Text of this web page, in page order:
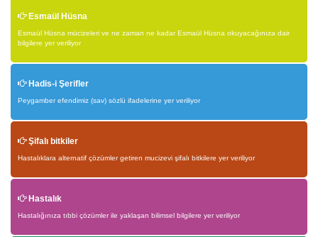
Esmaül Hüsna
Esmaül Hüsna mücizeleri ve ne zaman ne kadar Esmaül Hüsna okuyacağınıza dair
bilgilere yer veriliyor
Hadis-i Şerifler
Peygamber efendimiz (sav) sözlü ifadelerine yer veriliyor
Şifalı bitkiler
Hastalıklara alternatif çözümler getiren mucizevi şifalı bitkilere yer veriliyor
Hastalık
Hastalığınıza tıbbi çözümler ile yaklaşan bilimsel bilgilere yer veriliyor